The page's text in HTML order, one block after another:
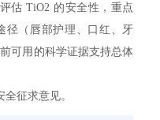
估 TiO2 的安全性，重点
径（唇部护理、口红、牙
可用的科学证据支持总体
征求意见。